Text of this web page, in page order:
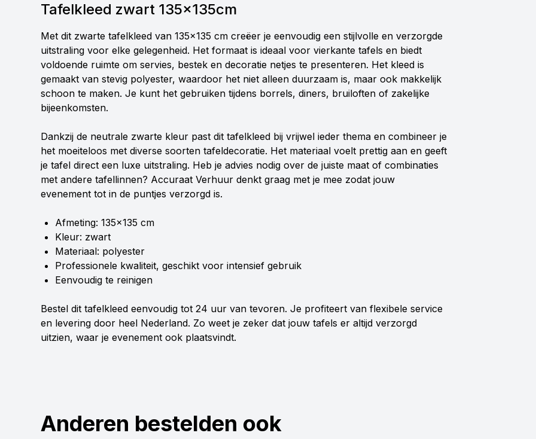
Tafelkleed zwart 135x135cm
Met dit zwarte tafelkleed van 135x135 cm creëer je eenvoudig een stijlvolle en verzorgde
uitstraling voor elke gelegenheid. Het formaat is ideaal voor vierkante tafels en biedt
voldoende ruimte om servies, bestek en decoratie netjes te presenteren. Het kleed is
gemaakt van stevig polyester, waardoor het niet alleen duurzaam is, maar ook makkelijk
schoon te maken. Je kunt het gebruiken tijdens borrels, diners, bruiloften of zakelijke
bijeenkomsten.
Dankzij de neutrale zwarte kleur past dit tafelkleed bij vrijwel ieder thema en combineer je
het moeiteloos met diverse soorten tafeldecoratie. Het materiaal voelt prettig aan en geeft
je tafel direct een luxe uitstraling. Heb je advies nodig over de juiste maat of combinaties
met andere tafellinnen? Accuraat Verhuur denkt graag met je mee zodat jouw
evenement tot in de puntjes verzorgd is.
Afmeting: 135x135 cm
Kleur: zwart
Materiaal: polyester
Professionele kwaliteit, geschikt voor intensief gebruik
Eenvoudig te reinigen
Bestel dit tafelkleed eenvoudig tot 24 uur van tevoren. Je profiteert van flexibele service
en levering door heel Nederland. Zo weet je zeker dat jouw tafels er altijd verzorgd
uitzien, waar je evenement ook plaatsvindt.
Anderen bestelden ook